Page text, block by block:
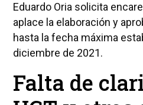
Eduardo Oria solicita
aplace la elaboración y
hasta la fecha máxima
diciembre de 2021.
Falta de